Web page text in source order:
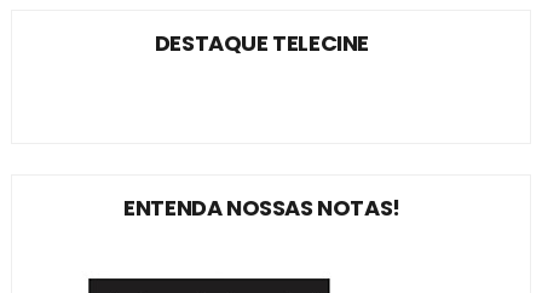
DESTAQUE TELECINE
ENTENDA NOSSAS NOTAS!